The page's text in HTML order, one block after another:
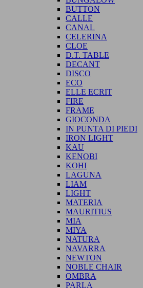
BUTTON
CALLE
CANAL
CELERINA
CLOE
D.T. TABLE
DECANT
DISCO
ECO
ELLE ECRIT
FIRE
FRAME
GIOCONDA
IN PUNTA DI PIEDI
IRON LIGHT
KAU
KENOBI
KOHI
LAGUNA
LIAM
LIGHT
MATERIA
MAURITIUS
MIA
MIYA
NATURA
NAVARRA
NEWTON
NOBLE CHAIR
OMBRA
PARLA